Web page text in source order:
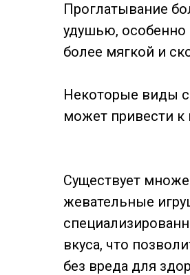
Проглатывание
удушью, особенно
более мягкой и
Некоторые виды
может привести
Существует
жевательные
вкуса, что
без вреда для